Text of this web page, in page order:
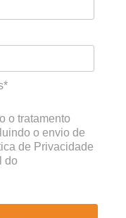
o tratamento
o envio de
de Privacidade
do